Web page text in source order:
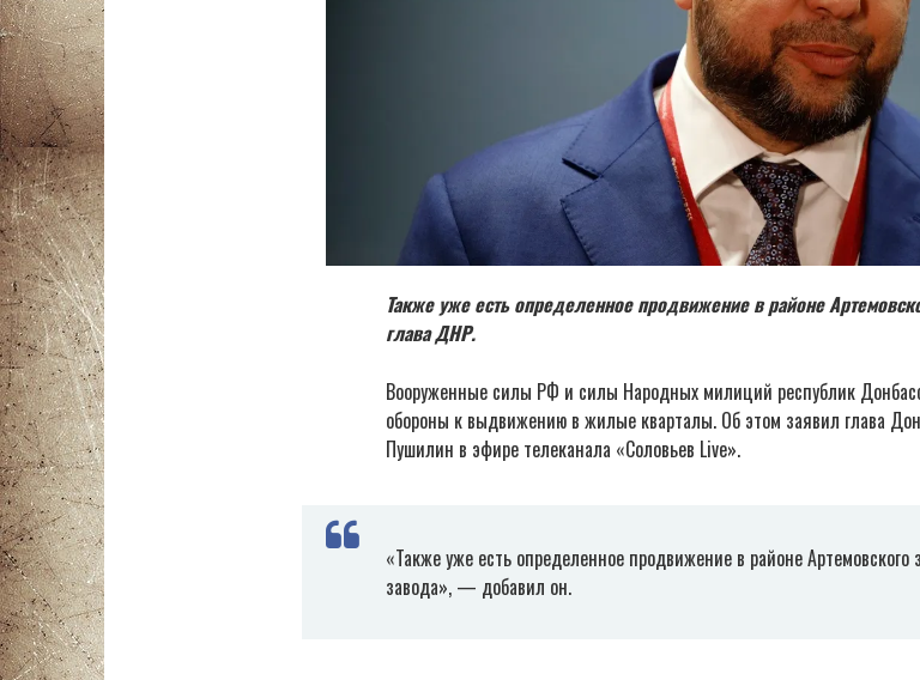
Также уже есть определенное продвижение в районе
глава ДНР.
Вооруженные силы РФ и силы Народных милиций республик
обороны к выдвижению в жилые кварталы. Об этом заявил глава
Пушилин в эфире телеканала «Соловьев Live».
«Также уже есть определенное продвижение в районе Артемовского
завода», — добавил он.